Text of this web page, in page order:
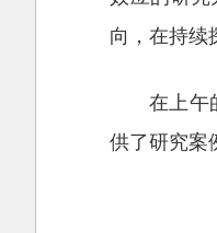
向，在持续
在上午
供了研究案